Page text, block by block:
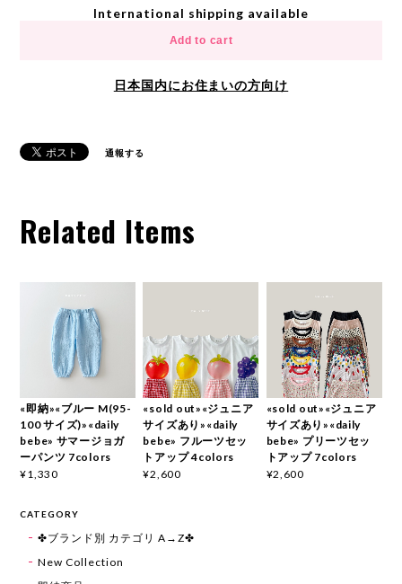
International shipping available
Add to cart
日本国内にお住まいの方向け
通報する
Related Items
«即納»«ブルー M(95-
100 サイズ)»«daily
bebe» サマージョガ
ーパンツ 7colors
¥1,330
«sold out»«ジュニア
サイズあり»«daily
bebe» フルーツセッ
トアップ 4colors
¥2,600
«sold out»«ジュニア
サイズあり»«daily
bebe» プリーツセッ
トアップ 7colors
¥2,600
CATEGORY
✤ブランド別 カテゴリ A→Z✤
New Collection